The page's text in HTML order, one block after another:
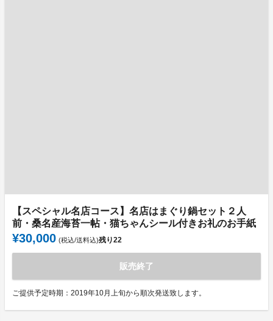
【スペシャル名店コース】名店はまぐり鍋セット２人
前・桑名産海苔一帖・猫ちゃんシール付きお礼のお手紙
¥30,000 (税込/送料込)残り22
販売終了
ご提供予定時期：2019年10月上旬から順次発送致します。